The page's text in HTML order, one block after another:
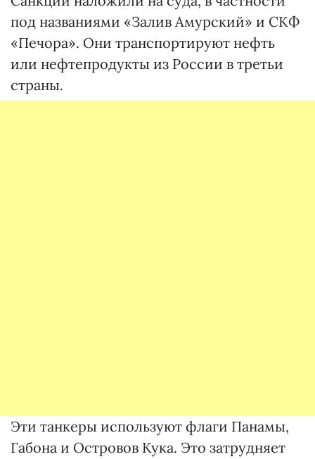
под названиями «Залив Амурский» и СКФ
«Печора». Они транспортируют нефть
или нефтепродукты из России в третьи
страны.
Эти танкеры используют флаги Панамы,
Габона и Островов Кука. Это затрудняет